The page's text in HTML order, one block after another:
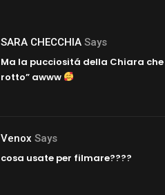
SARA CHECCHIA Says
Ma la pucciositá della Chiara
rotto” awww
Venox Says
cosa usate per filmare????